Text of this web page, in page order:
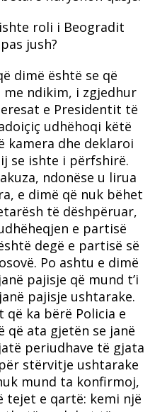
roli i Beogradit
jush?
dimë është se që
ndikim, i zgjedhur
e Presidentit të
udhëhoqi këtë
kamera dhe deklaroi
se ishte i përfshirë.
ndonëse u lirua
e dimë që nuk bëhet
të dëshpëruar,
e partisë
degë e partisë së
Po ashtu e dimë
pajisje që mund t’i
pajisje ushtarake.
ka bërë Policia e
që ata gjetën se janë
periudhave të gjata
stërvitje ushtarake
mund ta konfirmoj,
tejet e qartë: kemi një